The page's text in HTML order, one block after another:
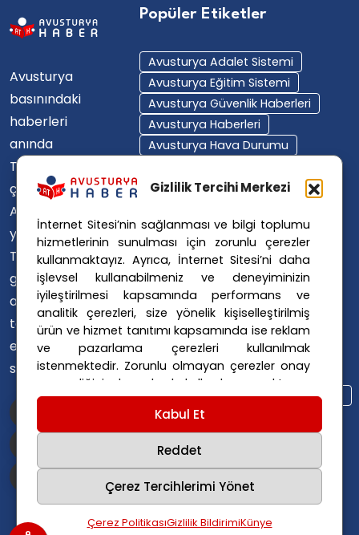
Gizlilik Tercihi Merkezi
İnternet Sitesi’nin sağlanması ve bilgi toplumu
hizmetlerinin sunulması için zorunlu çerezler
kullanmaktayız. Ayrıca, İnternet Sitesi’ni daha
işlevsel kullanabilmeniz ve deneyiminizin
iyileştirilmesi kapsamında performans ve
analitik çerezleri, size yönelik kişiselleştirilmiş
ürün ve hizmet tanıtımı kapsamında ise reklam
ve pazarlama çerezleri kullanılmak
istenmektedir. Zorunlu olmayan çerezler onay
vermediğiniz durumlarda kullanılmayacaktır.
Ayarlarınız 365 gün saklanır.
veGizlilik Politikasıiçin linklere tıklayınız.
Kabul Et
Reddet
Çerez Tercihlerimi Yönet
Çerez PolitikasıGizlilik BildirimiKünye
Avusturya
basınındaki
haberleri
anında
Türkçe'ye
çevirerek,
Avusturya'da
yaşayan
Türklerin ülke
gündemini
ana dillerinde
takip
etmelerini
sağlıyoruz.
Popüler Etiketler
Avusturya Adalet Sistemi
Avusturya Eğitim Sistemi
Avusturya Güvenlik Haberleri
Avusturya Haberleri
Avusturya Hava Durumu
Avusturya Polisi
Avusturya Polis Soruşturması
Avusturya Sağlık Sistemi
Avusturya Siyaseti
Avusturya Suç Haberleri
Avusturya Trafik Haberleri
Donald Trump
FPÖ
Graz Okul Saldırısı
Internet Dolandırıcılığı
Itfaiye Müdahalesi
Viyana Polisi
Viyana Suç Haberleri